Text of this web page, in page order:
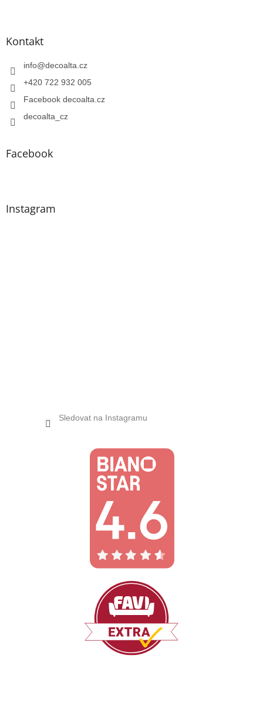
Kontakt
info@decoalta.cz
+420 722 932 005
Facebook decoalta.cz
decoalta_cz
Facebook
Instagram
Sledovat na Instagramu